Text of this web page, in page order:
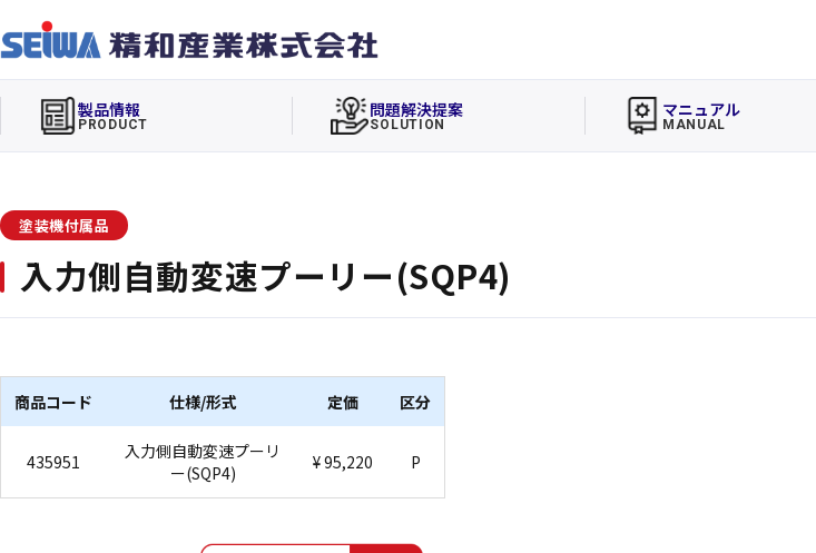
製品情報
PRODUCT
問題解決提案
SOLUTION
マニュアル
MANUAL
塗装機付属品
入力側自動変速プーリー(SQP4)
商品コード 仕様/形式 定価 区分
435951
入力側自動変速プーリ
ー(SQP4)
¥ 95,220 P